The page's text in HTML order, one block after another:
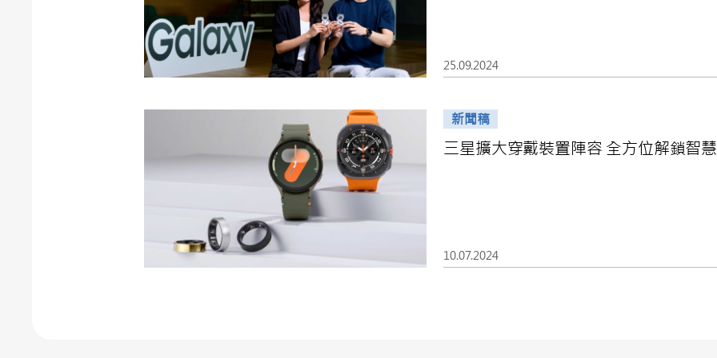
25.09.2024
新聞稿
三星擴大穿戴裝置陣容 全方位解鎖智
10.07.2024